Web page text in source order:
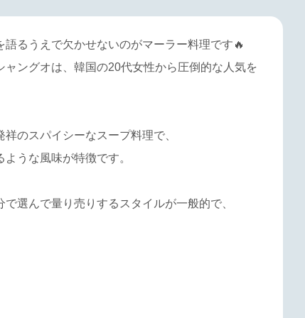
るうえで欠かせないのがマーラー料理です🔥
ャングオは、韓国の20代女性から圧倒的な人気を
のスパイシーなスープ料理で、
うな風味が特徴です。
選んで量り売りするスタイルが一般的で、